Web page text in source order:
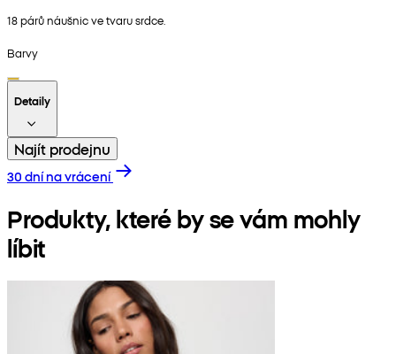
18 párů náušnic ve tvaru srdce.
Barvy
Detaily
Najít prodejnu
30 dní na vrácení
Produkty, které by se vám mohly
líbit